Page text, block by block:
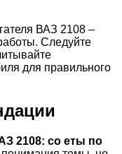
ВАЗ 2108 –
Следуйте
для правильного
2108: со еты по